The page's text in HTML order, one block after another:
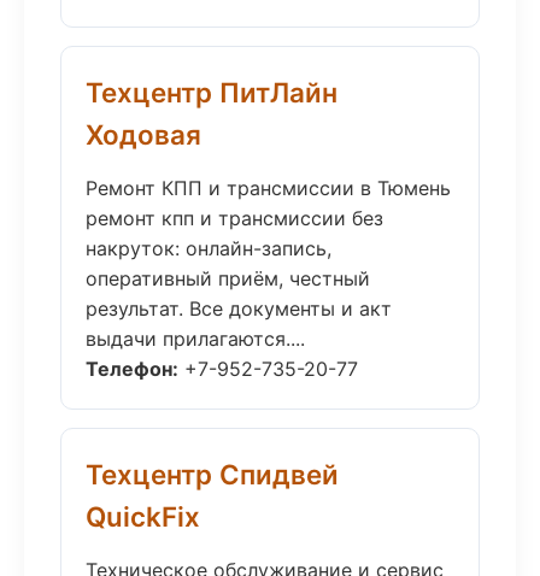
Техцентр ПитЛайн
Ходовая
Ремонт КПП и трансмиссии в Тюмень
ремонт кпп и трансмиссии без
накруток: онлайн-запись,
оперативный приём, честный
результат. Все документы и акт
выдачи прилагаются....
Телефон: +7-952-735-20-77
Техцентр Спидвей
QuickFix
Техническое обслуживание и сервис